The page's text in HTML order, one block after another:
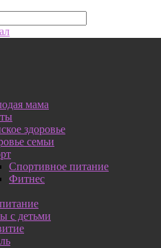
мама
здоровье
семьи
Спортивное питание
Фитнес
с детьми